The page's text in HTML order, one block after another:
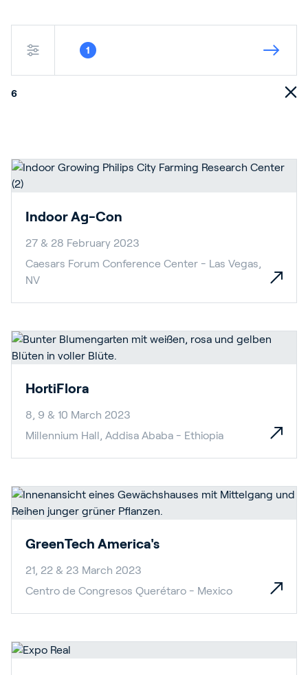
1
6
Indoor Ag-Con
27 & 28 February 2023
Caesars Forum Conference Center - Las Vegas,
NV
HortiFlora
8, 9 & 10 March 2023
Millennium Hall, Addisa Ababa - Ethiopia
GreenTech America's
21, 22 & 23 March 2023
Centro de Congresos Querétaro - Mexico